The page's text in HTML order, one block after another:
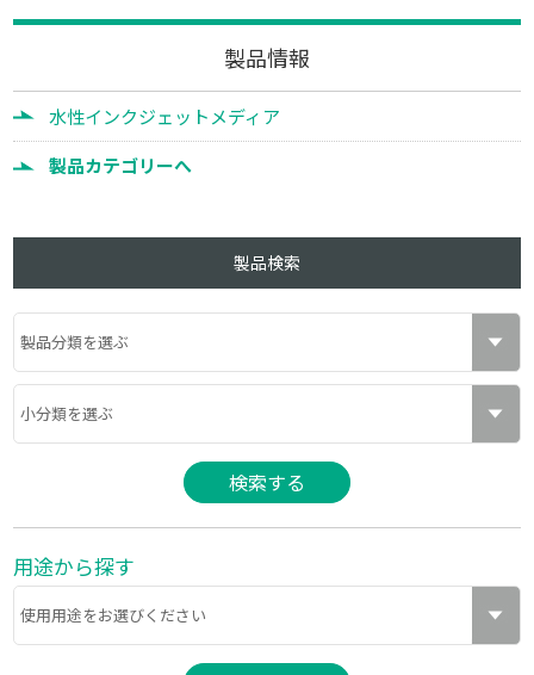
製品情報
水性インクジェットメディア
製品カテゴリーへ
製品検索
用途から探す